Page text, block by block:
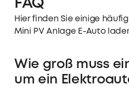
FAQ
Hier finden Sie einige
Mini PV Anlage E-Auto
Wie groß muss
um ein